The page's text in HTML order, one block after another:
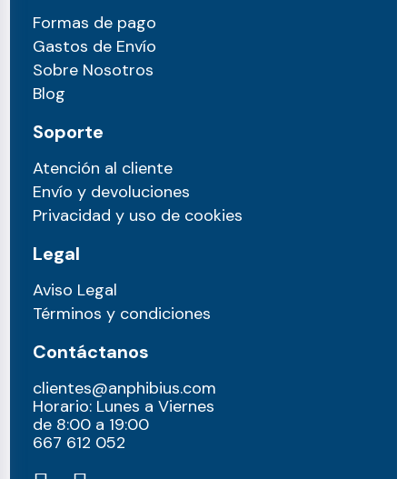
Formas de pago
Gastos de Envío
Sobre Nosotros
Blog
Soporte
Atención al cliente
Envío y devoluciones
Privacidad y uso de cookies
Legal
Aviso Legal
Términos y condiciones
Contáctanos
clientes@anphibius.com
Horario: Lunes a Viernes
de 8:00 a 19:00
667 612 052​